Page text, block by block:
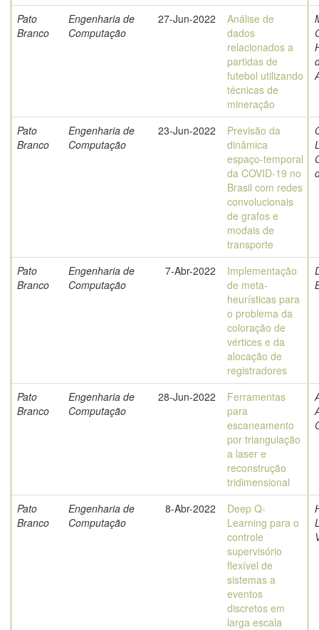
Pato
Branco
Engenharia de
Computação
27-Jun-2022
Análise de
dados
relacionados a
partidas de
futebol utilizando
técnicas de
mineração
Pato
Branco
Engenharia de
Computação
23-Jun-2022
Previsão da
dinâmica
espaço-temporal
da COVID-19 no
Brasil com redes
convolucionais
de grafos e
modais de
transporte
Pato
Branco
Engenharia de
Computação
7-Abr-2022
Implementação
de meta-
heurísticas para
o problema da
coloração de
vértices e da
alocação de
registradores
Pato
Branco
Engenharia de
Computação
28-Jun-2022
Ferramentas
para
escaneamento
por triangulação
a laser e
reconstrução
tridimensional
Pato
Branco
Engenharia de
Computação
8-Abr-2022
Deep Q-
Learning para o
controle
supervisório
flexível de
sistemas a
eventos
discretos em
larga escala